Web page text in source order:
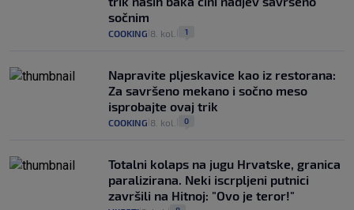
sočnim
COOKING 8. kol. 1
Napravite pljeskavice kao iz restorana:
Za savršeno mekano i sočno meso
isprobajte ovaj trik
COOKING 8. kol. 0
Totalni kolaps na jugu Hrvatske, granica
paralizirana. Neki iscrpljeni putnici
završili na Hitnoj: "Ovo je teror!"